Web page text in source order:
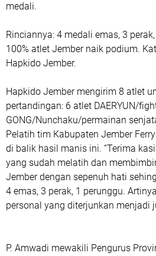
medali.
Rinciannya: 4 medali emas, 3
100% atlet Jember naik podium.
Hapkido Jember.
Hapkido Jember mengirim 8 atlet
pertandingan: 6 atlet DAERYUN/
GONG/Nunchaku/permainan
Pelatih tim Kabupaten Jember
di balik hasil manis ini. “Terima
yang sudah melatih dan
Jember dengan sepenuh hati
4 emas, 3 perak, 1 perunggu.
personal yang diterjunkan menjadi
P. Amwadi mewakili Pengurus